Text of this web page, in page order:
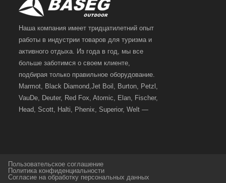
Наша компания имеет тридцатилетний опыт
работы в индустрии товаров для туризма и
активного отдыха. Из года в год, мы все
больше заботимся о своем клиенте,
подбирая только правильное оборудование.
Marmot, Black Diamond,Jet Boil, Burton, Petzl,
VauDe, Deuter, Red Fox, Atomic, Elan, Fischer,
Head, Scott, Halti, Phenix, Superior, Welt —
и взыскательных путешественников,
спортсменов и отдыхающих.
Пользовательское соглашение
Политика конфиденциальности
Согласие на обработку персональных данных